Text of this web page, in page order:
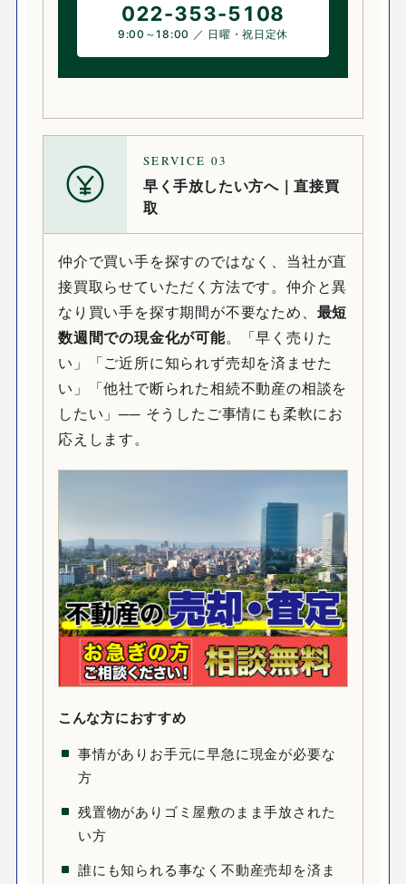
022-353-5108
9:00～18:00 ／ 日曜・祝日定休
SERVICE 03
早く手放したい方へ｜直接買
取
仲介で買い手を探すのではなく、当社が直
接買取らせていただく方法です。仲介と異
なり買い手を探す期間が不要なため、 最短
数週間での現金化が可能。「早く売りた
い」「ご近所に知られず売却を済ませた
い」「他社で断られた相続不動産の相談を
したい」── そうしたご事情にも柔軟にお
応えします。
こんな方におすすめ
事情がありお手元に早急に現金が必要な
方
残置物がありゴミ屋敷のまま手放された
い方
誰にも知られる事なく不動産売却を済ま